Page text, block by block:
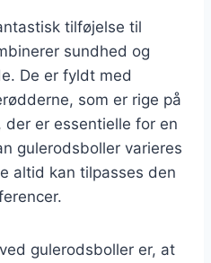
tilføjelse til
sundhed og
De er fyldt med
som er rige på
der er essentielle for en
gulerodsboller varieres
altid kan tilpasses den
gulerodsboller er, at